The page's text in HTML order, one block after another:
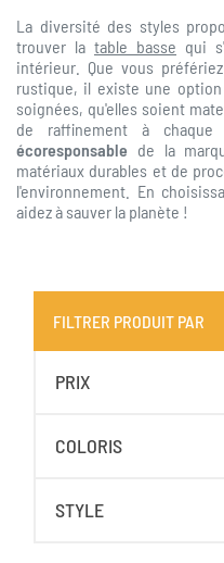
La diversité des styles
trouver la table basse qui
intérieur. Que vous
rustique, il existe une
soignées, qu'elles soient
de raffinement à
écoresponsable de la
matériaux durables et de
l'environnement. En
aidez à sauver la planète !
FILTRER PRODUIT PAR
PRIX
COLORIS
STYLE